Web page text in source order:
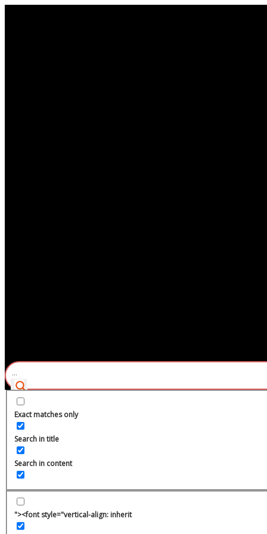
Exact matches only
Search in title
Search in content
"><font style="vertical-align: inherit